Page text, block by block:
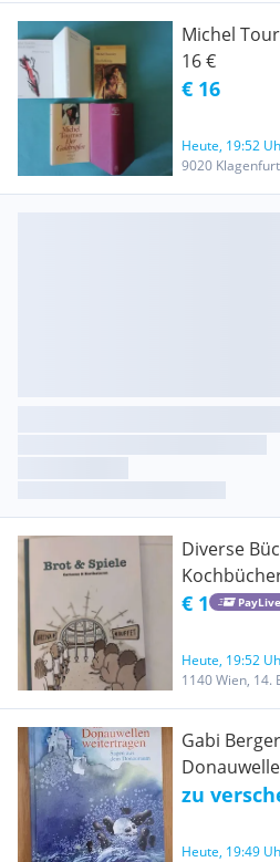
Michel
16 €
€ 16
Heute, 19:52
9020 Klagenfurt
Diverse
€ 1
Heute, 19:52
1140 Wien, 14.
Gabi
zu
Heute, 19:49